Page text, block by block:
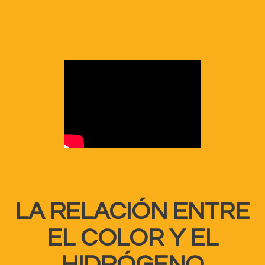
LA RELACIÓN ENTRE
EL COLOR Y EL